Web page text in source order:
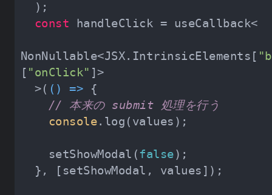
const
NonNullable<JSX.IntrinsicElements[
[ "onClick"
  >(
() =>
// 本来の submit 処理を行う
console
    setShowModal(
false